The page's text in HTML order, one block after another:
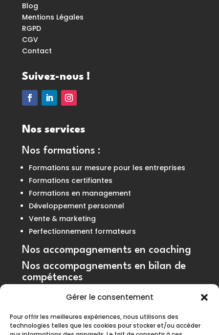
Gérer le consentement
Pour offrir les meilleures expériences, nous utilisons des
technologies telles que les cookies pour stocker et/ou accéder
Blog
Mentions Légales
RGPD
CGV
Contact
Suivez-nous !
Nos services
Nos formations:
Formations sur mesure pour les entreprises
Formations certifiantes
Formations en management
Développement personnel
Vente & marketing
Perfectionnement formateurs
Nos accompagnements en coaching
Nos accompagnements en bilan de
compétences